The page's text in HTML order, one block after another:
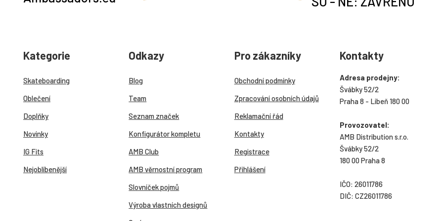
Kategorie
Skateboarding
Oblečení
Doplňky
Novinky
IG Fits
Nejoblíbenější
Odkazy
Blog
Team
Seznam značek
Konfigurátor kompletu
AMB Club
AMB věrnostní program
Slovníček pojmů
Výroba vlastních designů
Pro zákazníky
Obchodní podmínky
Zpracování osobních údajů
Reklamační řád
Kontakty
Registrace
Přihlášení
Kontakty
Adresa prodejny:
Švábky 52/2
Praha 8 - Libeň 180 00
Provozovatel:
AMB Distribution s.r.o.
Švábky 52/2
180 00 Praha 8
IČO: 26011786
DIČ: CZ26011786